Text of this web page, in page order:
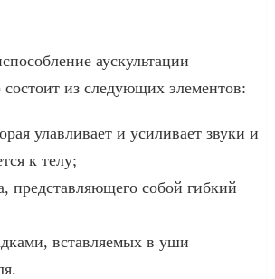
аускультации
из следующих элементов:
улавливает и усиливает звуки и
к телу;
представляющего собой гибкий
вставляемых в уши